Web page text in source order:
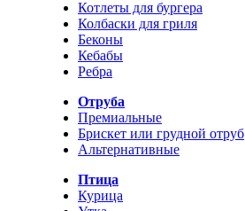
Котлеты для бургера
Колбаски для гриля
Беконы
Кебабы
Ребра
Отруба
Премиальные
Брискет или грудной отруб
Альтернативные
Птица
Курица